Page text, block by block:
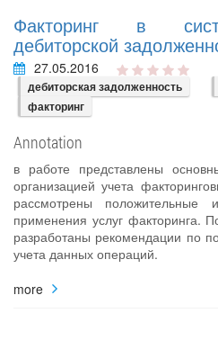
Факторинг в
дебиторской
27.05.2016
дебиторская задолженность
факторинг
Annotation
в работе представлены
организацией учета
рассмотрены положительные
применения услуг факторинга.
разработаны рекомендации по
учета данных операций.
more